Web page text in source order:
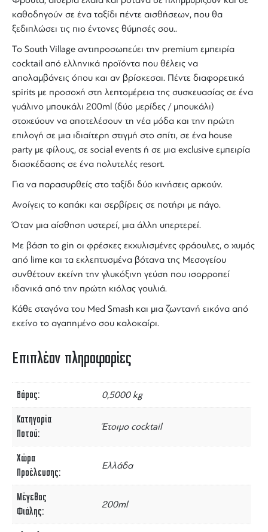
καθοδηγούν σε ένα ταξίδι πέντε αισθήσεων, που θα
ξεδιπλώσει τις πιο έντονες θύμησές σου..
Το South Village αντιπροσωπεύει την premium εμπειρία
cocktail από ελληνικά προϊόντα που θέλεις να
απολαμβάνεις όπου και αν βρίσκεσαι. Πέντε διαφορετικά
spirits με προσοχή στη λεπτομέρεια της συσκευασίας σε ένα
γυάλινο μπουκάλι 200ml (δύο μερίδες / μπουκάλι)
στοχεύουν να αποτελέσουν τη νέα μόδα και την πρώτη
επιλογή σε μια ιδιαίτερη στιγμή στο σπίτι, σε ένα house
party με φίλους, σε social events ή σε μια exclusive εμπειρία
διασκέδασης σε ένα πολυτελές resort.
Για να παρασυρθείς στο ταξίδι δύο κινήσεις αρκούν.
Ανοίγεις το καπάκι και σερβίρεις σε ποτήρι με πάγο.
Όταν μια αίσθηση υστερεί, μια άλλη υπερτερεί.
Με βάση το gin οι φρέσκες εκχυλισμένες φράουλες, ο χυμός
από lime και τα εκλεπτυσμένα βότανα της Μεσογείου
συνθέτουν εκείνη την γλυκόξινη γεύση που ισορροπεί
ιδανικά από την πρώτη κιόλας γουλιά.
Κάθε σταγόνα του Med Smash και μια ζωντανή εικόνα από
εκείνο το αγαπημένο σου καλοκαίρι.
Επιπλέον πληροφορίες
Βάρος 0,5000 kg
Κατηγορία
Ποτού
Έτοιμο cocktail
Χώρα
Προέλευσης
Ελλάδα
Μέγεθος
Φιάλης
200ml